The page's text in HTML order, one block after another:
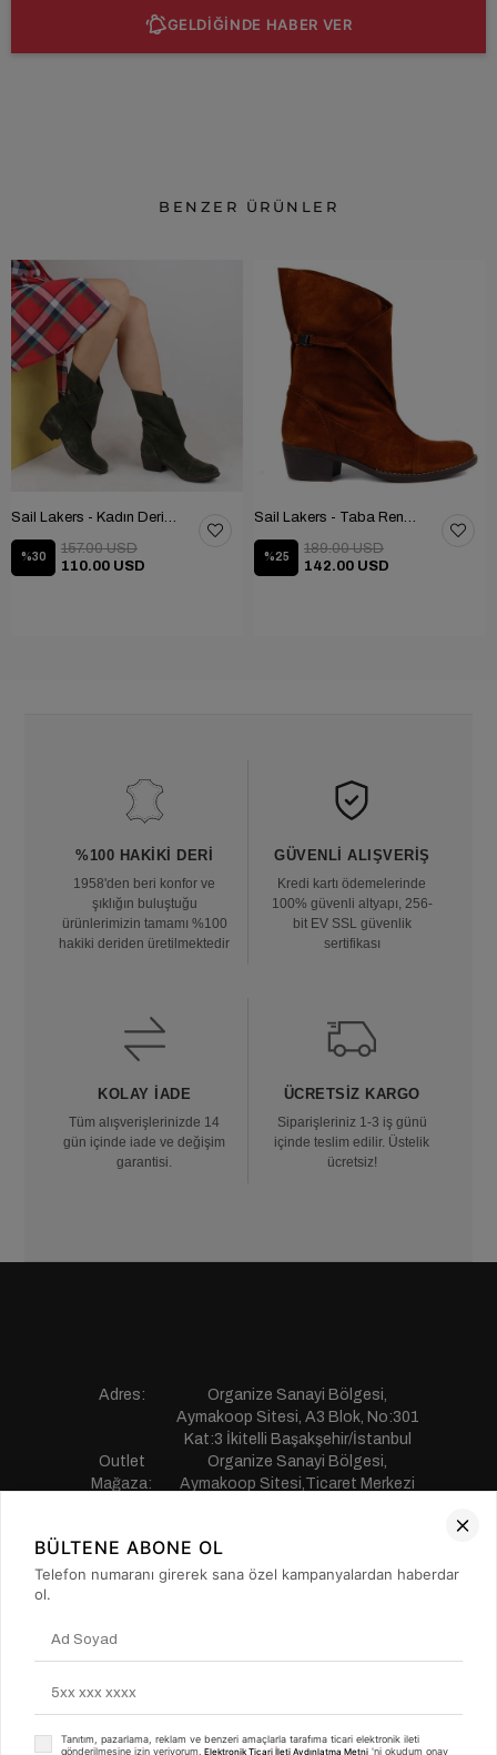
GELDİĞİNDE HABER VER
BENZER ÜRÜNLER
%30
110.00 USD
157.00 USD
%25
142.00 USD
189.00 USD
%100 HAKIKI DERI
1958'den beri konfor ve
şıklığın buluştuğu
ürünlerimizin tamamı %100
hakiki deriden üretilmektedir
GÜVENLI ALIŞVERIŞ
Kredi kartı ödemelerinde
100% güvenli altyapı, 256-
bit EV SSL güvenlik
sertifikası
KOLAY İADE
Tüm alışverişlerinizde 14
gün içinde iade ve değişim
garantisi.
ÜCRETSIZ KARGO
Siparişleriniz 1-3 iş günü
içinde teslim edilir. Üstelik
ücretsiz!
Adres:
Organize Sanayi Bölgesi,
Aymakoop Sitesi, A3 Blok, No:301
Kat:3 İkitelli Başakşehir/İstanbul
Outlet
Mağaza:
Organize Sanayi Bölgesi,
Aymakoop Sitesi,Ticaret Merkezi
Telefon:
0850 441 55 77
E-mail:
musterihizmetleri@saillakers.com.tr
MÜŞTERİ HİZMETLERİ
BÜLTENE ABONE OL
Telefon numaranı girerek sana özel kampanyalardan haberdar
ol.
Tanıtım, pazarlama, reklam ve benzeri amaçlarla tarafıma ticari elektronik ileti
gönderilmesine izin veriyorum. Elektronik Ticari İleti Aydınlatma Metni 'ni okudum onay